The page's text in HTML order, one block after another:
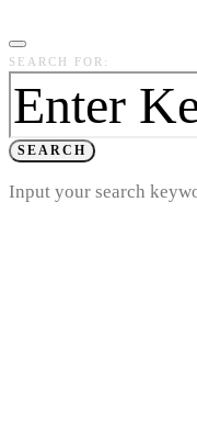
SEARCH FOR:
SEARCH
Input your search